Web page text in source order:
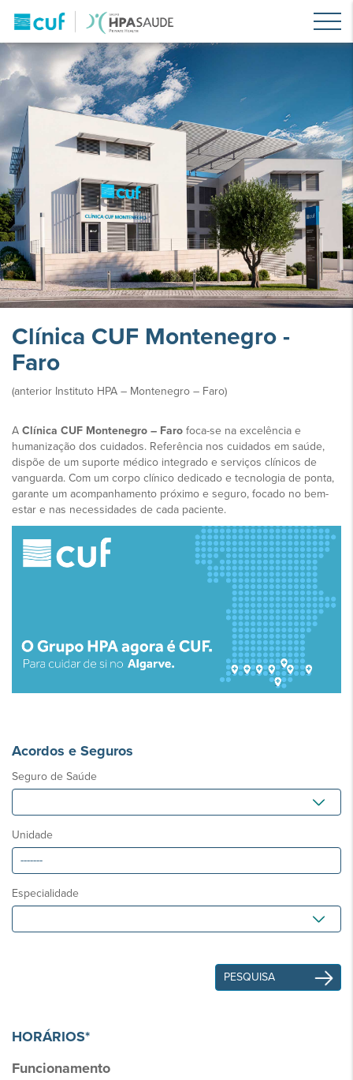
Clínica CUF Montenegro -
Faro
(anterior Instituto HPA – Montenegro – Faro)
A Clínica CUF Montenegro – Faro foca-se na excelência e
humanização dos cuidados. Referência nos cuidados em saúde,
dispõe de um suporte médico integrado e serviços clínicos de
vanguarda. Com um corpo clínico dedicado e tecnologia de ponta,
garante um acompanhamento próximo e seguro, focado no bem-
estar e nas necessidades de cada paciente.
Acordos e Seguros
Seguro de Saúde
Unidade
Especialidade
HORÁRIOS*
Funcionamento